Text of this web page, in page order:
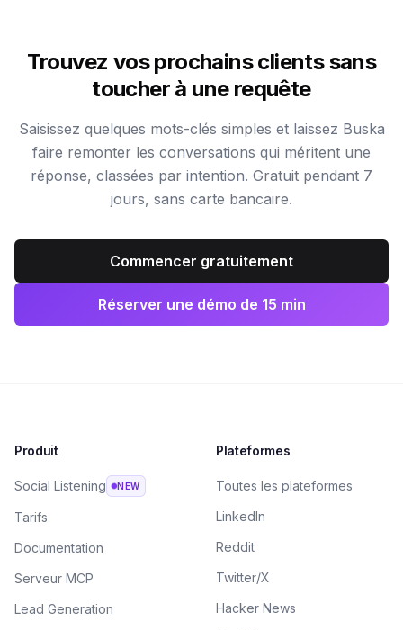
Trouvez vos prochains clients sans
toucher à une requête
Saisissez quelques mots-clés simples et laissez Buska
faire remonter les conversations qui méritent une
réponse, classées par intention. Gratuit pendant 7
jours, sans carte bancaire.
Commencer gratuitement
Réserver une démo de 15 min
Produit
Social Listening NEW
Tarifs
Documentation
Serveur MCP
Lead Generation
Plateformes
Toutes les plateformes
LinkedIn
Reddit
Twitter/X
Hacker News